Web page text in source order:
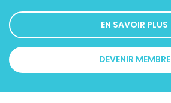
EN SAVOIR PLUS
DEVENIR MEMBRE